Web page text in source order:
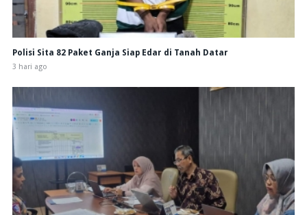
Polisi Sita 82 Paket Ganja Siap Edar di Tanah Datar
3 hari ago